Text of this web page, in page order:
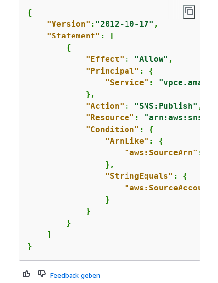
{
"Version" : "2012-10-17" ,
"Statement" : [
{
"Effect" : "Allow" ,
"Principal" : {
"Service" :
            },
"Action" : "SNS:Publish" ,
"Resource" : "arn:aws:sns:
"Condition" : {
"ArnLike" : {
"aws:SourceArn" :
                },
"StringEquals" : {
"aws:SourceAccount"
                }
            }
        }
    ]
}
Feedback geben